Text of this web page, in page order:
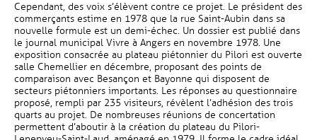
Cependant, des voix s’élèvent contre ce projet. Le président des
commerçants estime en 1978 que la rue Saint-Aubin dans sa
nouvelle formule est un demi-échec. Un dossier est publié dans
le journal municipal Vivre à Angers en novembre 1978. Une
exposition consacrée au plateau piétonnier du Pilori est ouverte
salle Chemellier en décembre, proposant des points de
comparaison avec Besançon et Bayonne qui disposent de
secteurs piétonniers importants. Les réponses au questionnaire
proposé, rempli par 235 visiteurs, révèlent l’adhésion des trois
quarts au projet. De nombreuses réunions de concertation
permettent d’aboutir à la création du plateau du Pilori-